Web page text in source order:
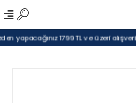
yapacağınız 1799TL ve üzeri